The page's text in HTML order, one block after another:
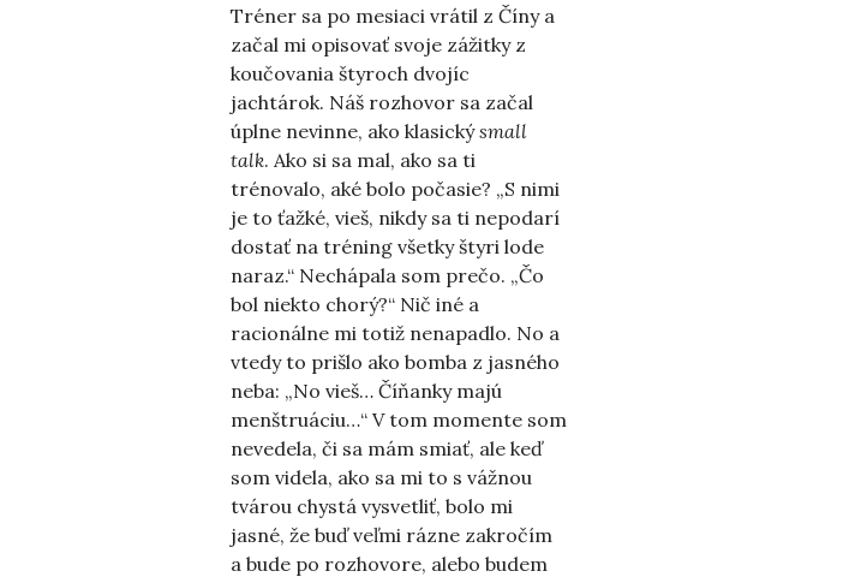
Tréner sa po mesiaci vrátil z Číny a
začal mi opisovať svoje zážitky z
koučovania štyroch dvojíc
jachtárok. Náš rozhovor sa začal
úplne nevinne, ako klasickýsmall
talk. Ako si sa mal, ako sa ti
trénovalo, aké bolo počasie? „S nimi
je to ťažké, vieš, nikdy sa ti nepodarí
dostať na tréning všetky štyri lode
naraz.“ Nechápala som prečo. „Čo
bol niekto chorý?“ Nič iné a
racionálne mi totiž nenapadlo. No a
vtedy to prišlo ako bomba z jasného
neba: „No vieš… Číňanky majú
menštruáciu…“ V tom momente som
nevedela, či sa mám smiať, ale keď
som videla, ako sa mi to s vážnou
tvárou chystá vysvetliť, bolo mi
jasné, že buď veľmi rázne zakročím
a bude po rozhovore, alebo budem